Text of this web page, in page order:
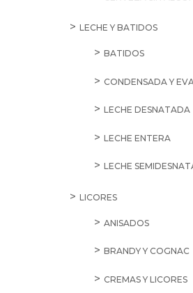
LECHE Y BATIDOS
BATIDOS
CONDENSADA Y
LECHE DESNATADA
LECHE ENTERA
LECHE
LICORES
ANISADOS
BRANDY Y COGNAC
CREMAS Y LICORES